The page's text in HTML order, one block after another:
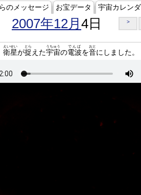
のメッセージ お宝データ 宇宙カレン
2007年12月 4日 >
衛星
えいせい
が捉
とら
えた宇宙
うちゅう
の電波
でんぱ
を音
おと
にしました。